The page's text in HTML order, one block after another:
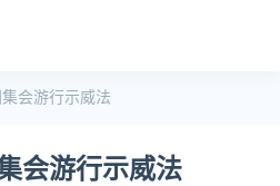
会游行示威法
会游行示威法